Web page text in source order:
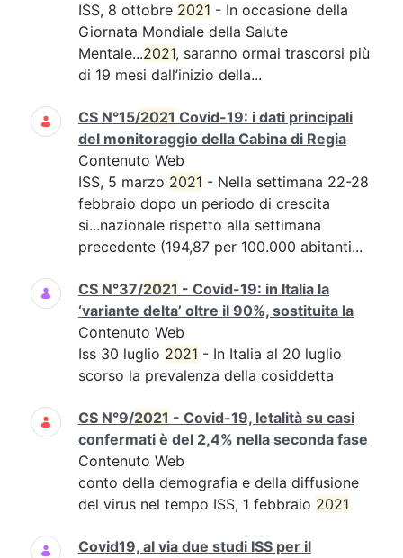
ISS, 8 ottobre 2021 - In occasione della
Giornata Mondiale della Salute
Mentale...2021, saranno ormai trascorsi più
di 19 mesi dall’inizio della...
CS N°15/2021 Covid-19: i dati principali
del monitoraggio della Cabina di Regia
Contenuto Web
ISS, 5 marzo 2021 - Nella settimana 22-28
febbraio dopo un periodo di crescita
si...nazionale rispetto alla settimana
precedente (194,87 per 100.000 abitanti...
CS N°37/2021 - Covid-19: in Italia la
‘variante delta’ oltre il 90%, sostituita la
Contenuto Web
Iss 30 luglio 2021 - In Italia al 20 luglio
scorso la prevalenza della cosiddetta
CS N°9/2021 - Covid-19, letalità su casi
confermati è del 2,4% nella seconda fase
Contenuto Web
conto della demografia e della diffusione
del virus nel tempo ISS, 1 febbraio 2021
Covid19, al via due studi ISS per il